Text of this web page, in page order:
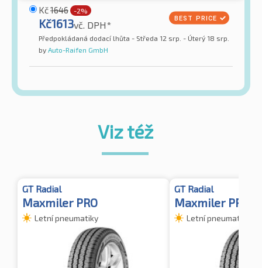
Kč1646 -2%
Kč1613vč. DPH*
Předpokládaná dodací lhůta - Středa 12 srp. - Úterý 18 srp.
by Auto-Raifen GmbH
Viz též
GT Radial
Maxmiler PRO
Letní pneumatiky
GT Radial
Maxmiler PRO
Letní pneumatiky